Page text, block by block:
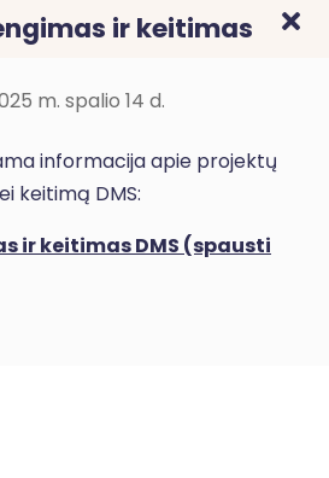
ir keitimas
m. spalio 14 d.
informacija apie projektų
keitimą DMS:
ir keitimas DMS (spausti